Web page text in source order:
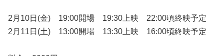
2月10日(金) 19:00開場 19:30上映 22:00頃終映予定
2月11日(土) 13:00開場 13:30上映 16:00頃終映予定